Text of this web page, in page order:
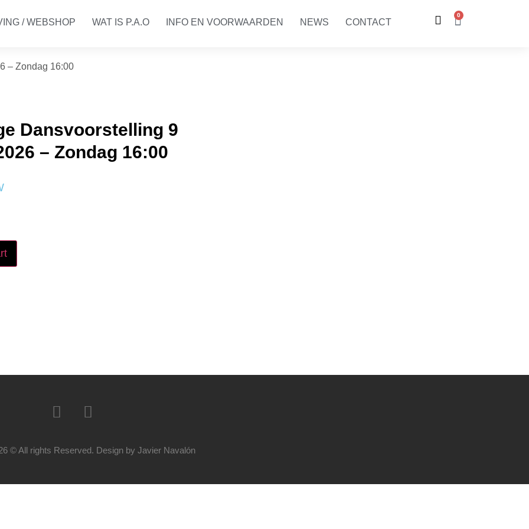
/ WEBSHOP WAT IS P.A.O INFO EN VOORWAARDEN NEWS CONTACT
0
– Zondag 16:00
Dansvoorstelling 9
– Zondag 16:00
© All rights Reserved. Design by Javier Navalón